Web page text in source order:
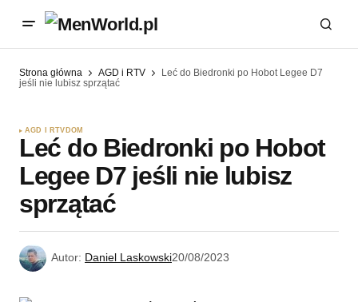
Strona główna AGD i RTV
Leć do Biedronki po Hobot Legee D7
jeśli nie lubisz sprzątać
AGD I RTV DOM
Leć do Biedronki po Hobot
Legee D7 jeśli nie lubisz
sprzątać
Autor: Daniel Laskowski20/08/2023